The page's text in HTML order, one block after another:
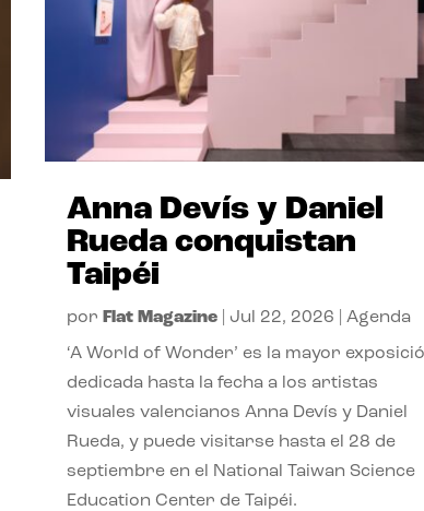
Anna Devís y Daniel
Rueda conquistan
Taipéi
por Flat Magazine| Jul 22, 2026 Agenda
‘A World of Wonder’ es la mayor
dedicada hasta la fecha a los artistas
visuales valencianos Anna Devís y Daniel
Rueda, y puede visitarse hasta el 28 de
septiembre en el National Taiwan Science
Education Center de Taipéi.